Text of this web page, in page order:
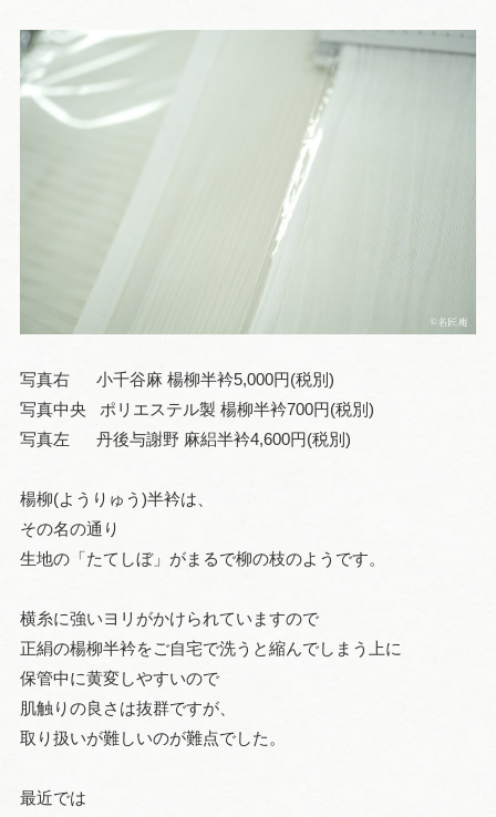
写真右 小千谷麻 楊柳半衿5,000円(税別)
写真中央 ポリエステル製 楊柳半衿700円(税別)
写真左 丹後与謝野 麻絽半衿4,600円(税別)
楊柳(ようりゅう)半衿は、
その名の通り
生地の「たてしぼ」がまるで柳の枝のようです。
横糸に強いヨリがかけられていますので
正絹の楊柳半衿をご自宅で洗うと縮んでしまう上に
保管中に黄変しやすいので
肌触りの良さは抜群ですが、
取り扱いが難しいのが難点でした。
最近では